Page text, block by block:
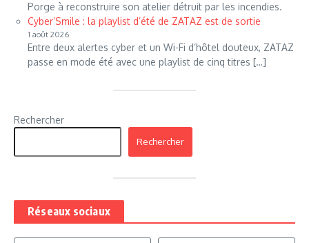
Porge à reconstruire son atelier détruit par les incendies.
Cyber’Smile : la playlist d’été de ZATAZ est de sortie
1 août 2026
Entre deux alertes cyber et un Wi-Fi d’hôtel douteux, ZATAZ
passe en mode été avec une playlist de cinq titres […]
Rechercher
Rechercher
Réseaux sociaux